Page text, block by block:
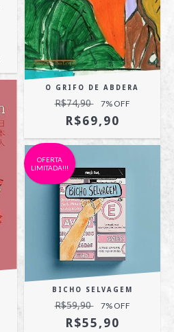
O GRIFO DE ABDERA
R$74,90 7% OFF
R$69,90
OFERTA
LIMITADA!!!
BICHO SELVAGEM
R$59,90 7% OFF
R$55,90